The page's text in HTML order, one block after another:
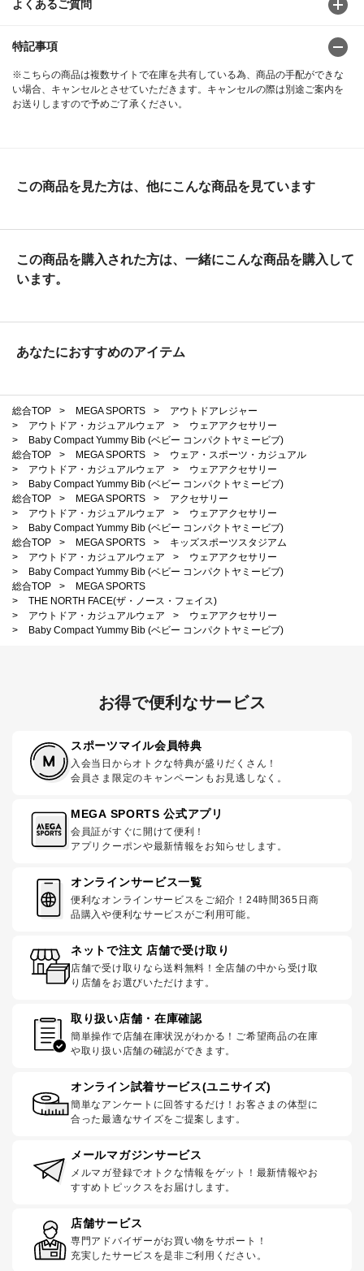
よくあるご質問
特記事項
※こちらの商品は複数サイトで在庫を共有している為、商品の手配ができな
い場合、キャンセルとさせていただきます。キャンセルの際は別途ご案内を
お送りしますので予めご了承ください。
この商品を見た方は、他にこんな商品を見ています
この商品を購入された方は、一緒にこんな商品を購入して
います。
あなたにおすすめのアイテム
総合TOP > MEGA SPORTS >
アウトドアレジャー
>
アウトドア・カジュアルウェア >
ウェアアクセサリー
>
Baby Compact Yummy Bib (ベビー コンパクトヤミービブ)
総合TOP
> MEGA SPORTS >
ウェア・スポーツ・カジュアル
>
アウトドア・カジュアルウェア >
ウェアアクセサリー
>
Baby Compact Yummy Bib (ベビー コンパクトヤミービブ)
総合TOP
> MEGA SPORTS >
アクセサリー
>
アウトドア・カジュアルウェア >
ウェアアクセサリー
>
Baby Compact Yummy Bib (ベビー コンパクトヤミービブ)
総合TOP
> MEGA SPORTS >
キッズスポーツスタジアム
>
アウトドア・カジュアルウェア >
ウェアアクセサリー
>
Baby Compact Yummy Bib (ベビー コンパクトヤミービブ)
総合TOP
>
MEGA SPORTS
>
THE NORTH FACE(ザ・ノース・フェイス)
>
アウトドア・カジュアルウェア >
ウェアアクセサリー
>
Baby Compact Yummy Bib (ベビー コンパクトヤミービブ)
お得で便利なサービス
スポーツマイル会員特典
入会当日からオトクな特典が盛りだくさん！
会員さま限定のキャンペーンもお見逃しなく。
MEGA SPORTS 公式アプリ
会員証がすぐに開けて便利！
アプリクーポンや最新情報をお知らせします。
オンラインサービス一覧
便利なオンラインサービスをご紹介！24時間365日商
品購入や便利なサービスがご利用可能。
ネットで注文 店舗で受け取り
店舗で受け取りなら送料無料！全店舗の中から受け取
り店舗をお選びいただけます。
取り扱い店舗・在庫確認
簡単操作で店舗在庫状況がわかる！ご希望商品の在庫
や取り扱い店舗の確認ができます。
オンライン試着サービス(ユニサイズ)
簡単なアンケートに回答するだけ！お客さまの体型に
合った最適なサイズをご提案します。
メールマガジンサービス
メルマガ登録でオトクな情報をゲット！最新情報やお
すすめトピックスをお届けします。
店舗サービス
専門アドバイザーがお買い物をサポート！
充実したサービスを是非ご利用ください。